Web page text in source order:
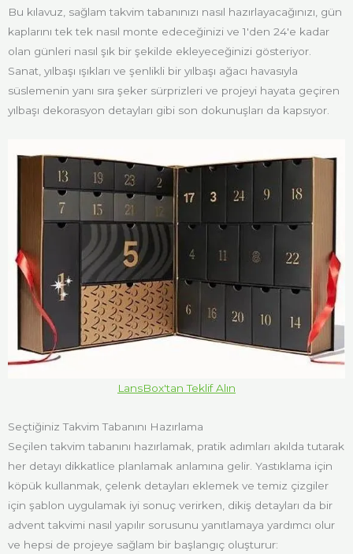
Bu kılavuz, sağlam takvim tabanınızı nasıl hazırlayacağınızı, gün
kaplarını tek tek nasıl monte edeceğinizi ve 1'den 24'e kadar
olan günleri nasıl şık bir şekilde ekleyeceğinizi gösteriyor.
Sanat, yılbaşı ışıkları ve şenlikli bir yılbaşı ağacı havasıyla
süslemenin yanı sıra şeker sürprizleri ve projeyi hayata geçiren
yılbaşı dekorasyon detayları gibi son dokunuşları da kapsıyor.
LansBox'tan Teklif Alın
Seçtiğiniz Takvim Tabanını Hazırlama
Seçilen takvim tabanını hazırlamak, pratik adımları akılda tutarak
her detayı dikkatlice planlamak anlamına gelir. Yastıklama için
köpük kullanmak, çelenk detayları eklemek ve temiz çizgiler
için şablon uygulamak iyi sonuç verirken, dikiş detayları da bir
advent takvimi nasıl yapılır sorusunu yanıtlamaya yardımcı olur
ve hepsi de projeye sağlam bir başlangıç oluşturur: